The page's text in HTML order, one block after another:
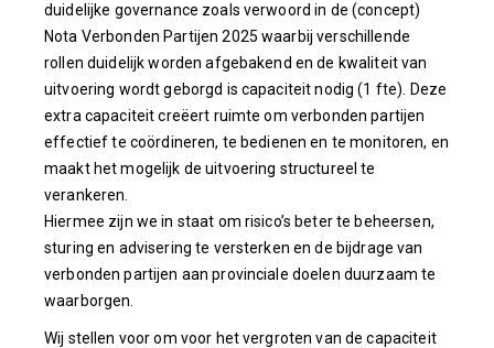
duidelijke governance zoals verwoord in de (concept)
Nota Verbonden Partijen 2025 waarbij verschillende
rollen duidelijk worden afgebakend en de kwaliteit van
uitvoering wordt geborgd is capaciteit nodig (1 fte). Deze
extra capaciteit creëert ruimte om verbonden partijen
effectief te coördineren, te bedienen en te monitoren, en
maakt het mogelijk de uitvoering structureel te
verankeren.
Hiermee zijn we in staat om risico’s beter te beheersen,
sturing en advisering te versterken en de bijdrage van
verbonden partijen aan provinciale doelen duurzaam te
waarborgen.
Wij stellen voor om voor het vergroten van de capaciteit